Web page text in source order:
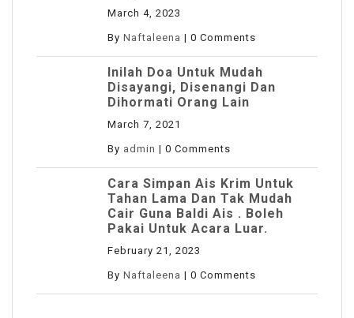
March 4, 2023
By Naftaleena | 0 Comments
Inilah Doa Untuk Mudah
Disayangi, Disenangi Dan
Dihormati Orang Lain
March 7, 2021
By admin | 0 Comments
Cara Simpan Ais Krim Untuk
Tahan Lama Dan Tak Mudah
Cair Guna Baldi Ais . Boleh
Pakai Untuk Acara Luar.
February 21, 2023
By Naftaleena | 0 Comments